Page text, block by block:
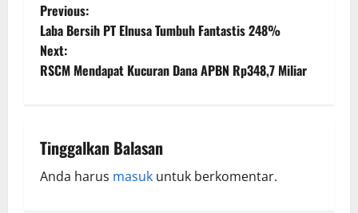
Previous:
Laba Bersih PT Elnusa Tumbuh Fantastis 248%
Next:
RSCM Mendapat Kucuran Dana APBN Rp348,7 Miliar
Tinggalkan Balasan
Anda harus masuk untuk berkomentar.